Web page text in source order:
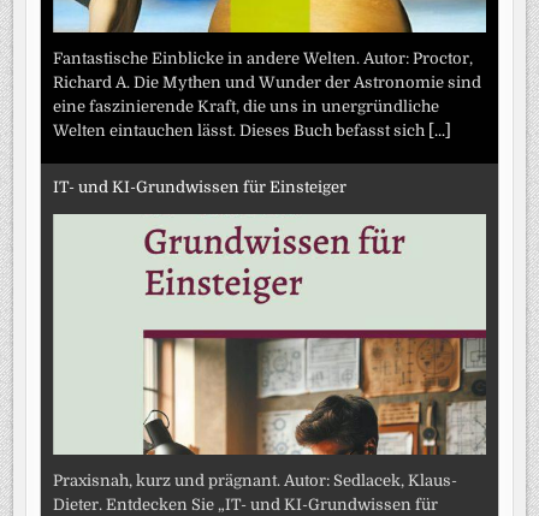
Fantastische Einblicke in andere Welten. Autor: Proctor,
Richard A. Die Mythen und Wunder der Astronomie sind
eine faszinierende Kraft, die uns in unergründliche
Welten eintauchen lässt. Dieses Buch befasst sich [...]
IT- und KI-Grundwissen für Einsteiger
Praxisnah, kurz und prägnant. Autor: Sedlacek, Klaus-
Dieter. Entdecken Sie „IT- und KI-Grundwissen für